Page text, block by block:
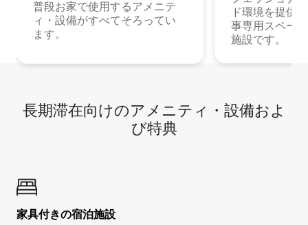
普段お家で使用するアメニテ
ィ・設備がすべてそろってい
ます。
ド環境を提供
事専用スペー
施設です。
長期滞在向け⁠のア⁠メ⁠ニ⁠テ⁠ィ⁠・設⁠備⁠およ
び特⁠典
家具付き⁠の宿⁠泊⁠施⁠設